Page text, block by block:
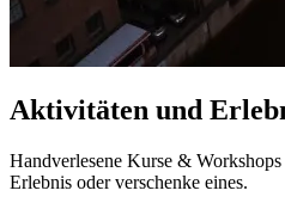
Aktivitäten und
Handverlesene Kurse &
Erlebnis oder verschenke eines.